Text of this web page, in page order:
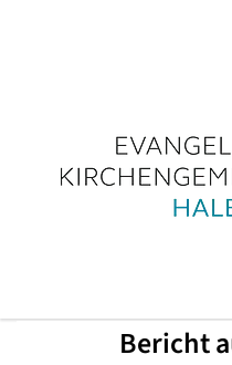
Bericht